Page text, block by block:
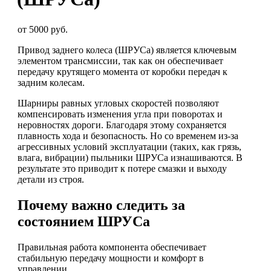
от 5000 руб.
Привод заднего колеса (ШРУСа) является ключевым
элементом трансмиссии, так как он обеспечивает
передачу крутящего момента от коробки передач к
задним колесам.
Шарниры равных угловых скоростей позволяют
компенсировать изменения угла при поворотах и
неровностях дороги. Благодаря этому сохраняется
плавность хода и безопасность. Но со временем из-за
агрессивных условий эксплуатации (таких, как грязь,
влага, вибрации) пыльники ШРУСа изнашиваются. В
результате это приводит к потере смазки и выходу
детали из строя.
Почему важно следить за
состоянием ШРУСа
Правильная работа компонента обеспечивает
стабильную передачу мощности и комфорт в
управлении.